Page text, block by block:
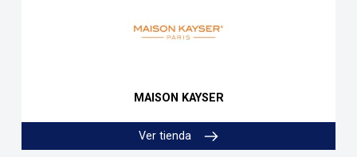
MAISON KAYSER
Ver tienda